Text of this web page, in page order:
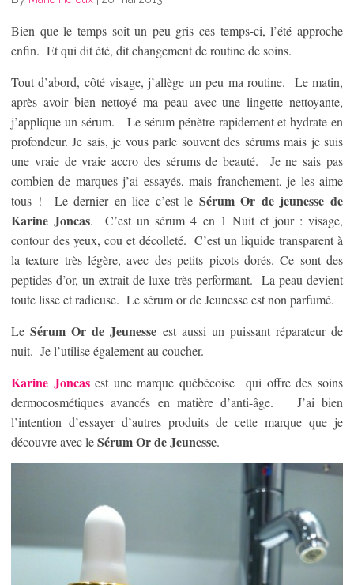
Bien que le temps soit un peu gris ces temps-ci, l’été approche
enfin. Et qui dit été, dit changement de routine de soins.
Tout d’abord, côté visage, j’allège un peu ma routine. Le matin,
après avoir bien nettoyé ma peau avec une lingette nettoyante,
j’applique un sérum. Le sérum pénètre rapidement et hydrate en
profondeur. Je sais, je vous parle souvent des sérums mais je suis
une vraie de vraie accro des sérums de beauté. Je ne sais pas
combien de marques j’ai essayés, mais franchement, je les aime
tous ! Le dernier en lice c’est le Sérum Or de jeunesse de
Karine Joncas. C’est un sérum 4 en 1 Nuit et jour : visage,
contour des yeux, cou et décolleté. C’est un liquide transparent à
la texture très légère, avec des petits picots dorés. Ce sont des
peptides d’or, un extrait de luxe très performant. La peau devient
toute lisse et radieuse. Le sérum or de Jeunesse est non parfumé.
LeSérum Or de Jeunesse est aussi un puissant réparateur de
nuit. Je l’utilise également au coucher.
Karine Joncasest une marque québécoise qui offre des soins
dermocosmétiques avancés en matière d’anti-âge. J’ai bien
l’intention d’essayer d’autres produits de cette marque que je
découvre avec leSérum Or de Jeunesse.